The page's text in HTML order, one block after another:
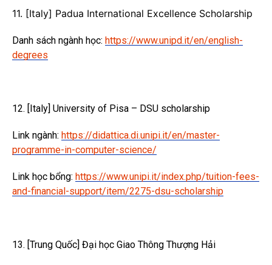
11. [Italy] Padua International Excellence Scholarship
Danh sách ngành học: https://www.unipd.it/en/english-
degrees
12. [Italy] University of Pisa – DSU scholarship
Link ngành: https://didattica.di.unipi.it/en/master-
programme-in-computer-science/
Link học bổng: https://www.unipi.it/index.php/tuition-fees-
and-financial-support/item/2275-dsu-scholarship
13. [Trung Quốc] Đại học Giao Thông Thượng Hải